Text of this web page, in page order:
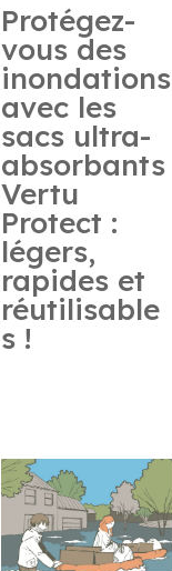
Protégez-
vous des
inondations
avec les
sacs ultra-
absorbants
Vertu
Protect :
légers,
rapides et
réutilisable
s !